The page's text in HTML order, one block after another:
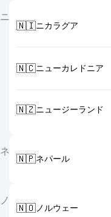
ニ
🇳🇮ニカラグア
🇳🇨ニューカレドニア
🇳🇿ニュージーランド
ネ
🇳🇵ネパール
ノ
🇳🇴ノルウェー